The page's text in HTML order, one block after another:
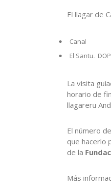
El llagar de
Canal
El Santu.
La visita
horario de
llagareru
El número
que hacerlo
de la
Más